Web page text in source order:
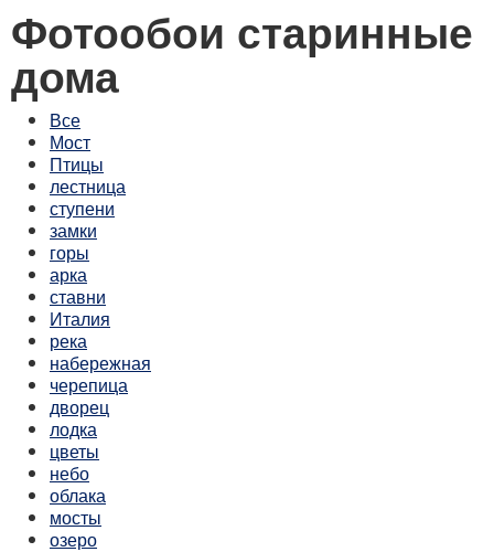
Фотообои старинные
дома
Все
Мост
Птицы
лестница
ступени
замки
горы
арка
ставни
Италия
река
набережная
черепица
дворец
лодка
цветы
небо
облака
мосты
озеро